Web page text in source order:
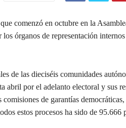
comenzó en octubre en la
órganos de representación
de las dieciséis comunidades
abril por el adelanto electoral y sus
de garantías
estos procesos ha sido de 95.666